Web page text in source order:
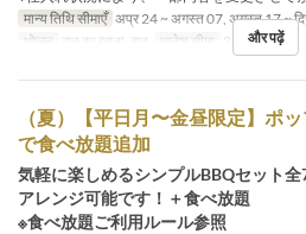
मान्य तिथि सीमाएँ अप्र 24 ~ अगस्त 07, अगस्त 17 ~
भोजन
रात का खाना, रात आदेश सीमा 2 ~ और पढ़ें
（夏）【平日月〜金昼限定】ポ
で食べ放題追加
気軽に楽しめるシンプルBBQセット
アレンジ可能です！＋食べ放題
※食べ放題ご利用ルール参照